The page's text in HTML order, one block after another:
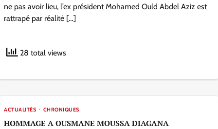
ne pas avoir lieu, l’ex président Mohamed Ould Abdel Aziz est
rattrapé par réalité […]
28 total views
ACTUALITÉS CHRONIQUES
HOMMAGE A OUSMANE MOUSSA DIAGANA